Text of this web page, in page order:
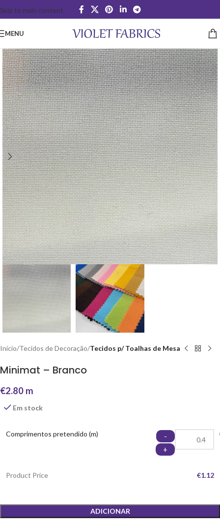
Skip to main content
MENU
Início Tecidos de Decoração Tecidos p/ Toalhas de Mesa
Minimat – Branco
€2.80 m
Em stock
Comprimentos pretendido (m)
-
+
Product Price €1.12
ADICIONAR